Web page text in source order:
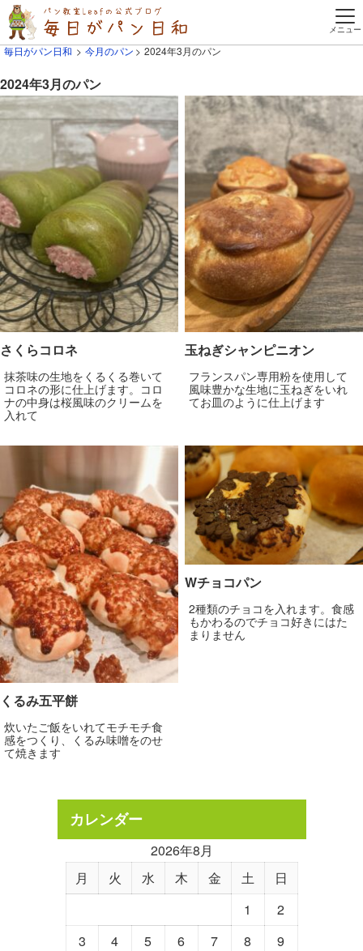
毎日がパン日和 今月のパン 2024年3月のパン
2024年3月のパン
さくらコロネ
抹茶味の生地をくるくる巻いて
コロネの形に仕上げます。コロ
ナの中身は桜風味のクリームを
入れて
玉ねぎシャンピニオン
フランスパン専用粉を使用して
風味豊かな生地に玉ねぎをいれ
てお皿のように仕上げます
くるみ五平餅
炊いたご飯をいれてモチモチ食
感をつくり、くるみ味噌をのせ
て焼きます
Wチョコパン
2種類のチョコを入れます。食感
もかわるのでチョコ好きにはた
まりません
カレンダー
2026年8月
月
火 水 木 金 土
日
1
2
3
4 5 6 7 8
9